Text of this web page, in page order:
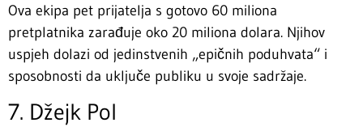
Ova ekipa pet prijatelja s gotovo 60 miliona
pretplatnika zarađuje oko 20 miliona dolara. Njihov
uspjeh dolazi od jedinstvenih „epičnih poduhvata“ i
sposobnosti da uključe publiku u svoje sadržaje.
7. Džejk Pol